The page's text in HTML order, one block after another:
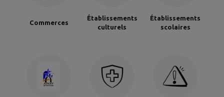
Commerces
Établissements
culturels
Établissements
scolaires